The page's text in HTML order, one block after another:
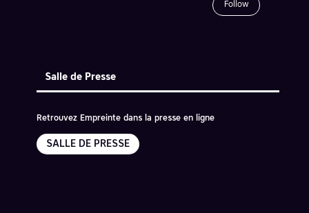
Follow
Salle de Presse
Retrouvez Empreinte dans la presse en ligne
SALLE DE PRESSE